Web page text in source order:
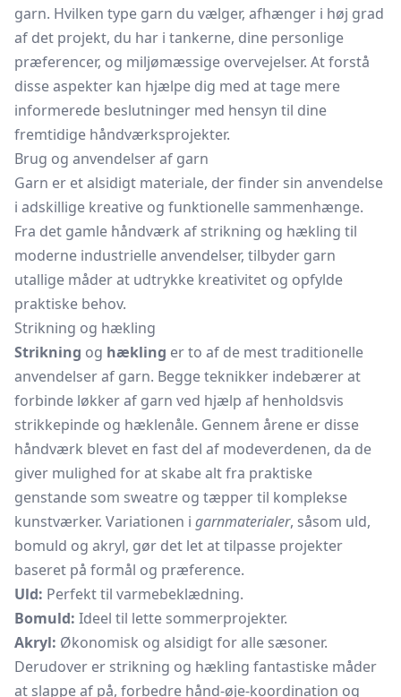
garn. Hvilken type garn du vælger, afhænger i høj grad
af det projekt, du har i tankerne, dine personlige
præferencer, og miljømæssige overvejelser. At forstå
disse aspekter kan hjælpe dig med at tage mere
informerede beslutninger med hensyn til dine
fremtidige håndværksprojekter.
Brug og anvendelser af garn
Garn er et alsidigt materiale, der finder sin anvendelse
i adskillige kreative og funktionelle sammenhænge.
Fra det gamle håndværk af strikning og hækling til
moderne industrielle anvendelser, tilbyder garn
utallige måder at udtrykke kreativitet og opfylde
praktiske behov.
Strikning og hækling
Strikning og hækling er to af de mest traditionelle
anvendelser af garn. Begge teknikker indebærer at
forbinde løkker af garn ved hjælp af henholdsvis
strikkepinde og hæklenåle. Gennem årene er disse
håndværk blevet en fast del af modeverdenen, da de
giver mulighed for at skabe alt fra praktiske
genstande som sweatre og tæpper til komplekse
kunstværker. Variationen i garnmaterialer, såsom uld,
bomuld og akryl, gør det let at tilpasse projekter
baseret på formål og præference.
Uld: Perfekt til varmebeklædning.
Bomuld: Ideel til lette sommerprojekter.
Akryl: Økonomisk og alsidigt for alle sæsoner.
Derudover er strikning og hækling fantastiske måder
at slappe af på, forbedre hånd-øje-koordination og